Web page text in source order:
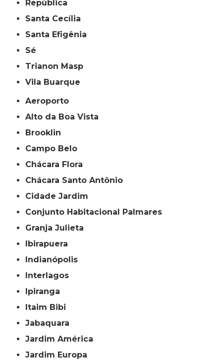
República
Santa Cecília
Santa Efigênia
Sé
Trianon Masp
Vila Buarque
Aeroporto
Alto da Boa Vista
Brooklin
Campo Belo
Chácara Flora
Chácara Santo Antônio
Cidade Jardim
Conjunto Habitacional Palmares
Granja Julieta
Ibirapuera
Indianópolis
Interlagos
Ipiranga
Itaim Bibi
Jabaquara
Jardim América
Jardim Europa